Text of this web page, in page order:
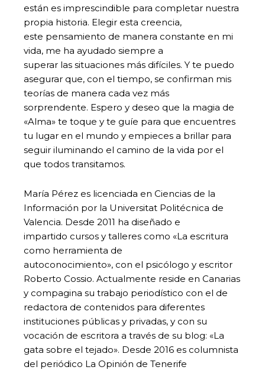
están es imprescindible para completar nuestra
propia historia. Elegir esta creencia,
este pensamiento de manera constante en mi
vida, me ha ayudado siempre a
superar las situaciones más difíciles. Y te puedo
asegurar que, con el tiempo, se confirman mis
teorías de manera cada vez más
sorprendente. Espero y deseo que la magia de
«Alma» te toque y te guíe para que encuentres
tu lugar en el mundo y empieces a brillar para
seguir iluminando el camino de la vida por el
que todos transitamos.
María Pérez es licenciada en Ciencias de la
Información por la Universitat Politécnica de
Valencia. Desde 2011 ha diseñado e
impartido cursos y talleres como «La escritura
como herramienta de
autoconocimiento», con el psicólogo y escritor
Roberto Cossio. Actualmente reside en Canarias
y compagina su trabajo periodístico con el de
redactora de contenidos para diferentes
instituciones públicas y privadas, y con su
vocación de escritora a través de su blog: «La
gata sobre el tejado». Desde 2016 es columnista
del periódico La Opinión de Tenerife